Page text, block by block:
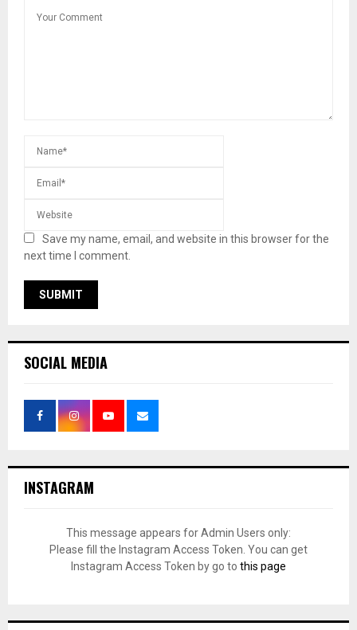
Save my name, email, and website in this browser for the
next time I comment.
SOCIAL MEDIA
INSTAGRAM
This message appears for Admin Users only:
Please fill the Instagram Access Token. You can get
Instagram Access Token by go to this page